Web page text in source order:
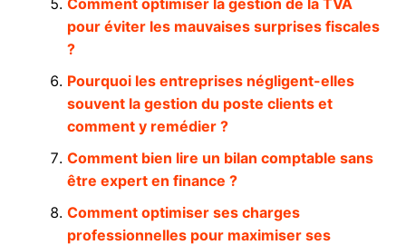
pour éviter les mauvaises surprises fiscales
?
Pourquoi les entreprises négligent-elles
souvent la gestion du poste clients et
comment y remédier ?
Comment bien lire un bilan comptable sans
être expert en finance ?
Comment optimiser ses charges
professionnelles pour maximiser ses